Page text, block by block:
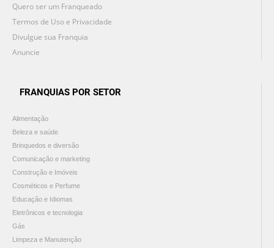
Quero ser um Franqueado
Termos de Uso e Privacidade
Divulgue sua Franquia
Anuncie
FRANQUIAS POR SETOR
Alimentação
Beleza e saúde
Brinquedos e diversão
Comunicação e marketing
Construção e Imóveis
Cosméticos e Perfume
Educação e Idiomas
Eletrônicos e tecnologia
Gás
Limpeza e Manutenção